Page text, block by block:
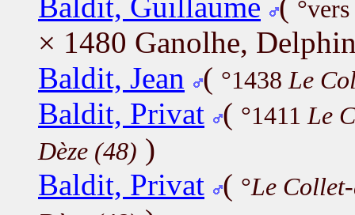
× 1480 Ganolhe,
Baldit, Jean
( °1438 Le
Baldit, Privat ( °1411 Le
Dèze (48) )
Baldit, Privat ( °Le